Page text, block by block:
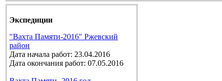
Экспедиции
"Вахта Памяти-2016" Ржевский
район
Дата начала работ: 23.04.2016
Дата окончания работ: 07.05.2016